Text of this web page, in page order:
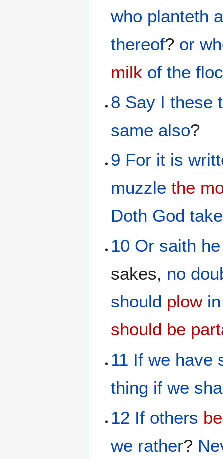
who planteth
thereof? or
milk of the
8 Say I these
same also?
9 For it is
muzzle the
Doth God
10 Or saith he
sakes, no
should plow in
should be
11 If we have
thing if we
12 If others
we rather?